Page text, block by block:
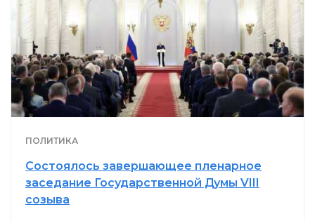
ПОЛИТИКА
Состоялось завершающее пленарное
заседание Государственной Думы VIII
созыва